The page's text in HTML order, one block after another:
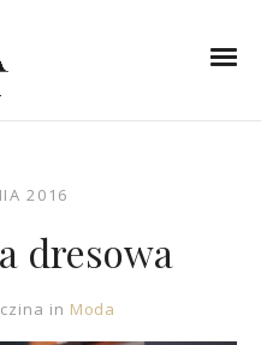
2016
dresowa
in Moda